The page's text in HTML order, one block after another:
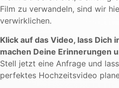
Video
Video
Film zu verwandeln, sind wir
verwirklichen.
Klick auf das Video, lass Dich
machen Deine Erinnerungen
Stell jetzt eine Anfrage und
perfektes Hochzeitsvideo